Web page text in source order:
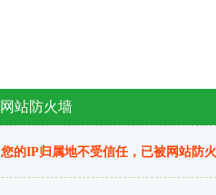
网站防火墙
您的IP归属地不受信任，已被网站防